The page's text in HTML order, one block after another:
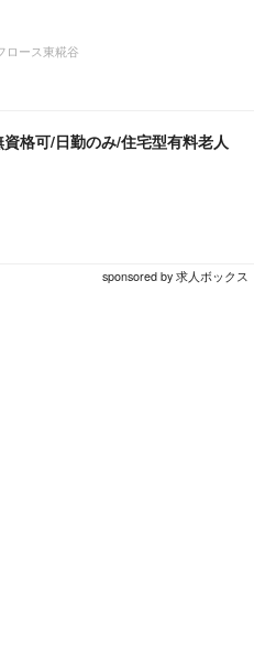
ロース東糀谷
資格可/日勤のみ/住宅型有料老人
sponsored by 求人ボックス